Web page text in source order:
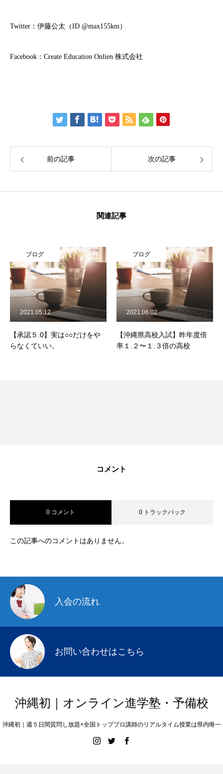
Twitter： 伊藤公太（ID @max155km）
Facebook： Create Education Onlien 株式会社
前の記事 次の記事
関連記事
ブログ
【承認５.0】実は○○だけをや
らなくていい。
2021.05.12
ブログ
【沖縄県高校入試】昨年度倍
率１.２〜１.３倍の高校
2021.06.02
コメント
0 コメント 0 トラックバック
この記事へのコメントはありません。
入会の流れ
お問い合わせはこちら
沖縄初｜オンライン進学塾・予備校
沖縄初｜週５日間質問し放題×全国トッププロ講師のリアルタイム授業は県内唯一